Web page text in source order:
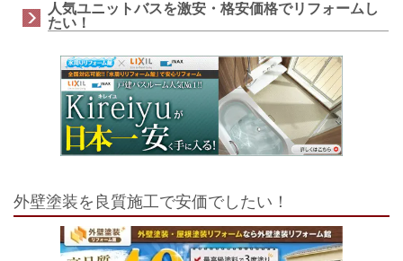
人気ユニットバスを激安・格安価格でリフォームし
たい！
外壁塗装を良質施工で安価でしたい！